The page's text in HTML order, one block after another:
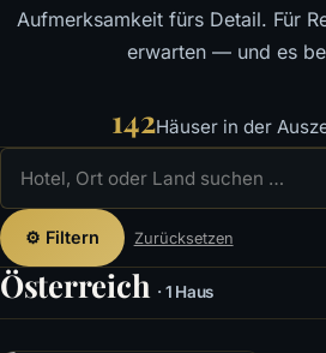
Aufmerksamkeit fürs Detail. Für
erwarten — und es
142Häuser in der
⚙ Filtern Zurücksetzen
Österreich · 1 Haus